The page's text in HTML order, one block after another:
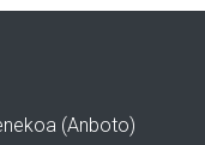
(Anboto)